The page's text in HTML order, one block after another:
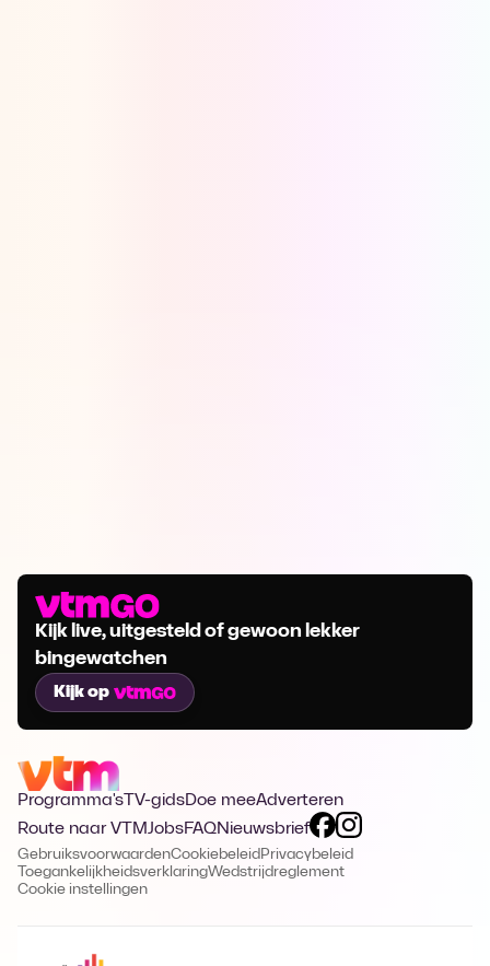
Kijk live, uitgesteld of gewoon lekker
bingewatchen
Kijk op
Programma's TV-gidsDoe meeAdverteren
Route naar VTMJobsFAQNieuwsbrief
GebruiksvoorwaardenCookiebeleidPrivacybeleid
ToegankelijkheidsverklaringWedstrijdreglement
Cookie instellingen